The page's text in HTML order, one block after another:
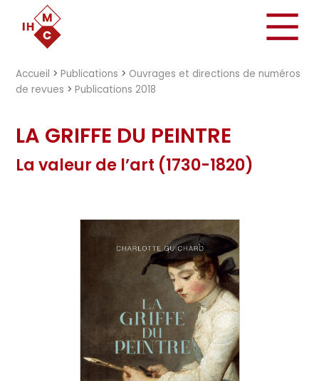
Accueil >Publications > Ouvrages et directions de numéros
de revues >Publications 2018
LA GRIFFE DU PEINTRE
La valeur de l’art (1730-1820)